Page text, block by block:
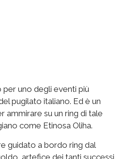
uno degli eventi più
pugilato italiano. Ed è un
su un ring di tale
come Etinosa Oliha.
guidato a bordo ring dal